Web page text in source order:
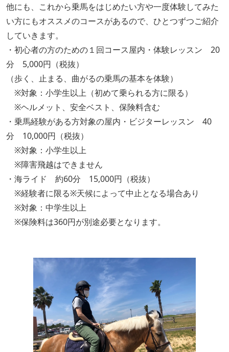
他にも、これから乗馬をはじめたい方や一度体験してみた
い方にもオススメのコースがあるので、ひとつずつご紹介
していきます。
・初心者の方のための１回コース屋内・体験レッスン 20
分 5,000円（税抜）
（歩く、止まる、曲がるの乗馬の基本を体験）
※対象：小学生以上（初めて乗られる方に限る）
※ヘルメット、安全ベスト、保険料含む
・乗馬経験がある方対象の屋内・ビジターレッスン 40
分 10,000円（税抜）
※対象：小学生以上
※障害飛越はできません
・海ライド 約60分 15,000円（税抜）
※経験者に限る※天候によって中止となる場合あり
※対象：中学生以上
※保険料は360円が別途必要となります。